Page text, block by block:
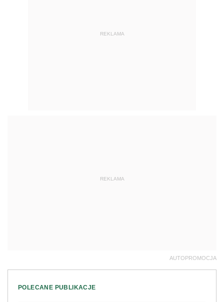
REKLAMA
REKLAMA
AUTOPROMOCJA
POLECANE PUBLIKACJE